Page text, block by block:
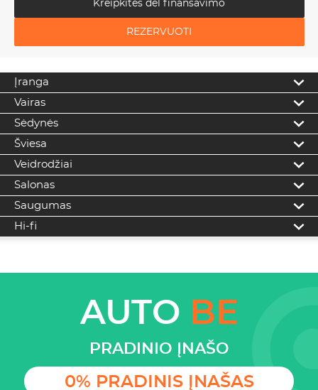
Kreipkitės dėl finansavimo
REZERVUOTI
Įranga
Vairas
Sėdynės
Šviesa
Veidrodžiai
Salonas
Saugumas
Hi-fi
AUTO BE
PRADINIO ĮNAŠO
0% PRADINIS ĮNAŠAS